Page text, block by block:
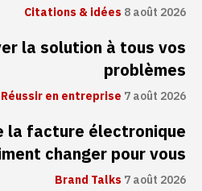
Citations & idées8 août 2026
la solution à tous vos
problèmes
Réussir en entreprise 7 août 2026
la facture électronique
changer pour vous
Brand Talks7 août 2026